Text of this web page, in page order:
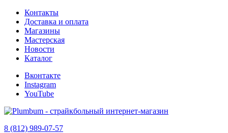
Контакты
Доставка и оплата
Магазины
Мастерская
Новости
Каталог
Вконтакте
Instagram
YouTube
8 (812) 989-07-57